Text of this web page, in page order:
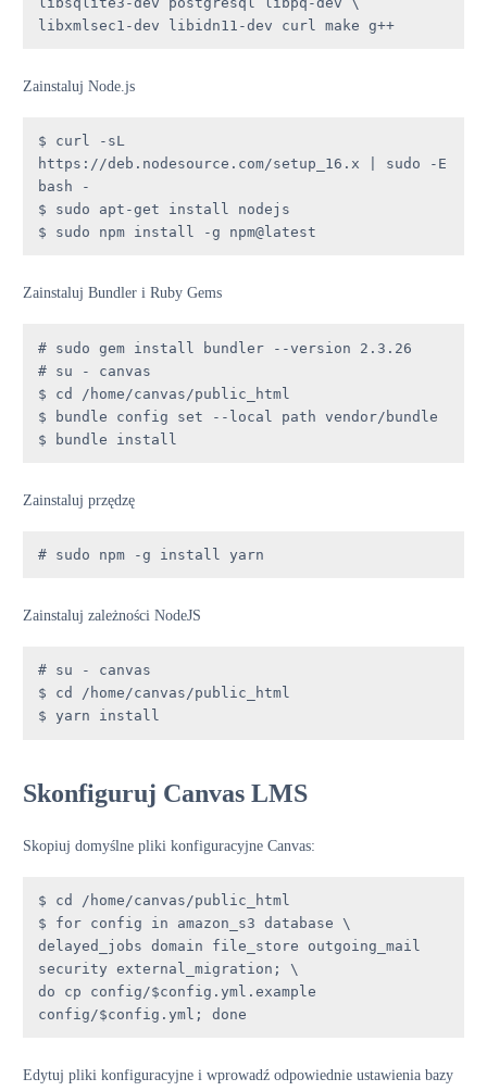
libxmlsec1-dev libidn11-dev curl make g++
Zainstaluj Node.js
$ curl -sL
https://deb.nodesource.com/setup_16.x | sudo -E
bash -
$ sudo apt-get install nodejs
$ sudo npm install -g npm@latest
Zainstaluj Bundler i Ruby Gems
# sudo gem install bundler --version 2.3.26
# su - canvas
$ cd /home/canvas/public_html
$ bundle config set --local path vendor/bundle
$ bundle install
Zainstaluj przędzę
# sudo npm -g install yarn
Zainstaluj zależności NodeJS
# su - canvas
$ cd /home/canvas/public_html
$ yarn install
Skonfiguruj Canvas LMS
Skopiuj domyślne pliki konfiguracyjne Canvas:
$ cd /home/canvas/public_html
$ for config in amazon_s3 database \
delayed_jobs domain file_store outgoing_mail
security external_migration; \
do cp config/$config.yml.example
config/$config.yml; done
Edytuj pliki konfiguracyjne i wprowadź odpowiednie ustawienia bazy